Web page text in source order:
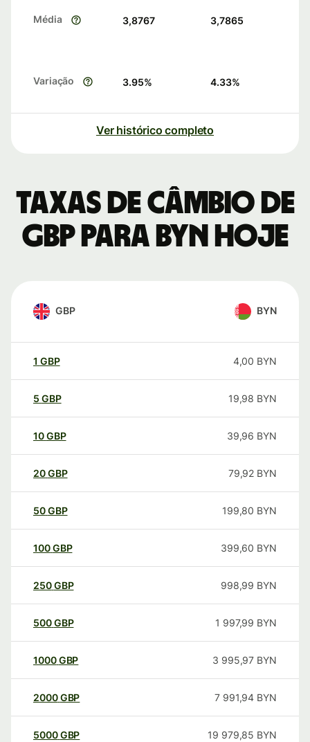
Média 3,8767 3,7865
Variação 3.95% 4.33%
Ver histórico completo
Taxas de câmbio de
GBP para BYN hoje
GBP BYN
1 GBP 4,00 BYN
5 GBP 19,98 BYN
10GBP 39,96 BYN
20GBP 79,92 BYN
50GBP 199,80 BYN
100GBP 399,60 BYN
250GBP 998,99 BYN
500GBP 1 997,99 BYN
1000GBP 3 995,97 BYN
2000GBP 7 991,94 BYN
5000GBP 19 979,85 BYN